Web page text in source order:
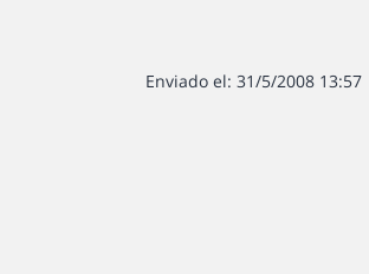
Enviado el: 31/5/2008 13:57